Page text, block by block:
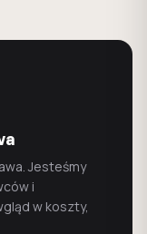
Jesteśmy
i
w koszty,